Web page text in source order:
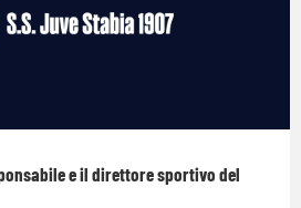
e il direttore sportivo del